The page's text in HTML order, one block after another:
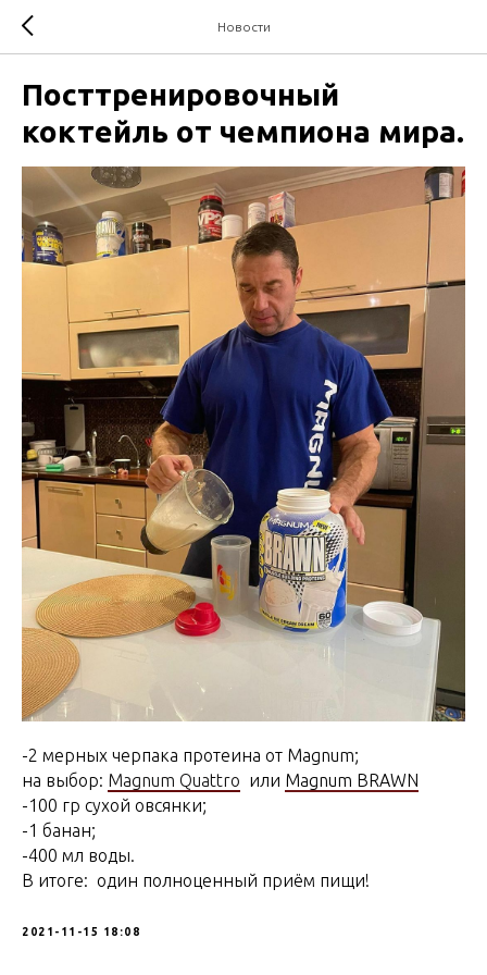
Новости
Посттренировочный
коктейль от чемпиона мира.
-2 мерных черпака протеина от Magnum;
на выбор: Magnum Quattro или Magnum BRAWN
-100 гр сухой овсянки;
-1 банан;
-400 мл воды.
В итоге: один полноценный приём пищи!
2021-11-15 18:08